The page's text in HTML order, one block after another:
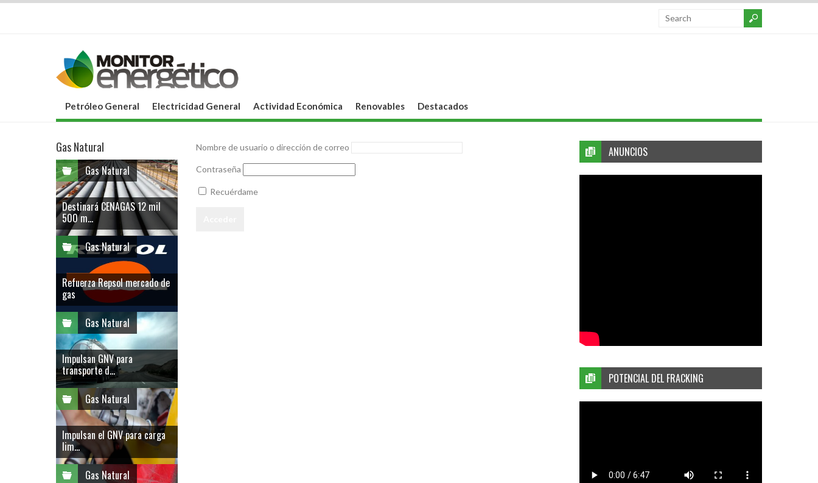
Petróleo General Electricidad General Actividad Económica Renovables Destacados
Nombre de usuario o dirección de correo
Contraseña
Recuérdame
ANUNCIOS
POTENCIAL DEL FRACKING
Gas Natural
Gas Natural
Destinará CENAGAS 12 mil
500 m...
Gas Natural
Refuerza Repsol mercado de
gas
Gas Natural
Impulsan GNV para
transporte d...
Gas Natural
Impulsan el GNV para carga
lim...
Gas Natural